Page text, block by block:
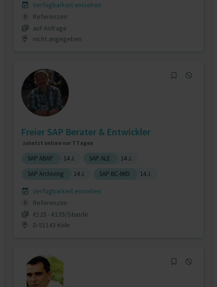
Verfügbarkeit einsehen
0
Referenzen
auf Anfrage
nicht angegeben
Freier SAP Berater & Entwickler
zuletzt online vor 7 Tagen
SAP ABAP 14 J. SAP ALE
14 J.
SAP Archiving
14 J. SAP BC-MID 14 J.
Verfügbarkeit einsehen
0
Referenzen
€125 - €135/Stunde
D-51143 Köln